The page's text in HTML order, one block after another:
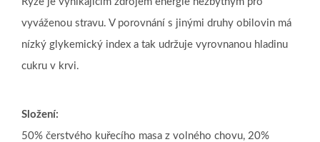
vyváženou stravu. V porovnání s jinými druhy obilovin má
nízký glykemický index a tak udržuje vyrovnanou hladinu
cukru v krvi.
Složení:
50% čerstvého kuřecího masa z volného chovu, 20%